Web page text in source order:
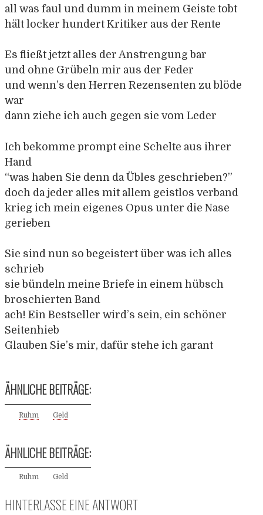
all was faul und dumm in meinem Geiste tobt
hält locker hundert Kritiker aus der Rente
Es fließt jetzt alles der Anstrengung bar
und ohne Grübeln mir aus der Feder
und wenn’s den Herren Rezensenten zu blöde
war
dann ziehe ich auch gegen sie vom Leder
Ich bekomme prompt eine Schelte aus ihrer
Hand
“was haben Sie denn da Übles geschrieben?”
doch da jeder alles mit allem geistlos verband
krieg ich mein eigenes Opus unter die Nase
gerieben
Sie sind nun so begeistert über was ich alles
schrieb
sie bündeln meine Briefe in einem hübsch
broschierten Band
ach! Ein Bestseller wird’s sein, ein schöner
Seitenhieb
Glauben Sie’s mir, dafür stehe ich garant
ÄHNLICHE BEITRÄGE:
Ruhm Geld
ÄHNLICHE BEITRÄGE:
Ruhm Geld
HINTERLASSE EINE ANTWORT